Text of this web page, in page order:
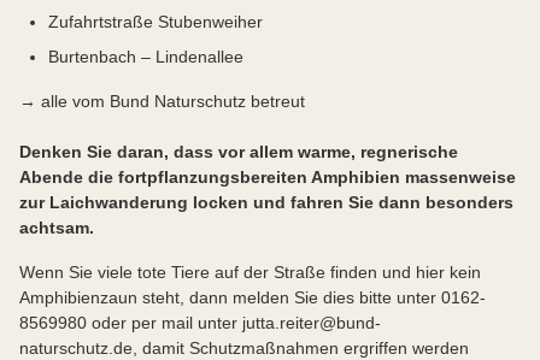
Zufahrtstraße Stubenweiher
Burtenbach – Lindenallee
→ alle vom Bund Naturschutz betreut
Denken Sie daran, dass vor allem warme, regnerische
Abende die fortpflanzungsbereiten Amphibien massenweise
zur Laichwanderung locken und fahren Sie dann besonders
achtsam.
Wenn Sie viele tote Tiere auf der Straße finden und hier kein
Amphibienzaun steht, dann melden Sie dies bitte unter 0162-
8569980 oder per mail unter jutta.reiter@bund-
naturschutz.de, damit Schutzmaßnahmen ergriffen werden